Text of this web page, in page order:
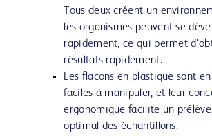
Tous deux créent un
les organismes peuvent se
rapidement, ce qui permet
résultats rapidement.
Les flacons en plastique sont
faciles à manipuler, et leur
ergonomique facilite un
optimal des échantillons.